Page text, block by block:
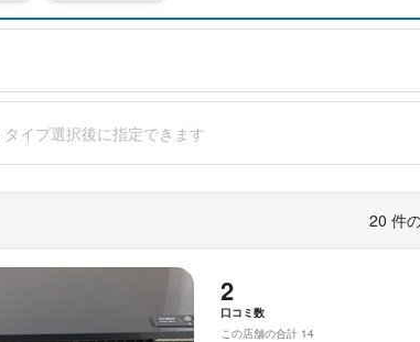
タイプ選択後に指定できます
20 件
2
口コミ数
この店舗の合計 14